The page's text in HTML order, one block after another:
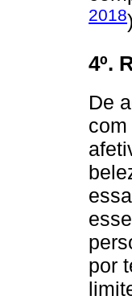
2018
4º.
De
por